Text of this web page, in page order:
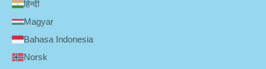
हिन्दी
Magyar
Bahasa Indonesia
Norsk